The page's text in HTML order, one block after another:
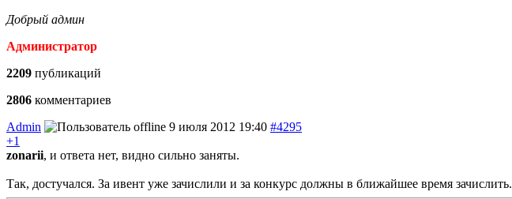
Добрый админ
Администратор
2209 публикаций
2806 комментариев
Admin
9 июля 2012 19:40 #4295
+1
zonarii, и ответа нет, видно сильно заняты.
Так, достучался. За ивент уже зачислили и за конкурс должны в ближайшее время зачислить.